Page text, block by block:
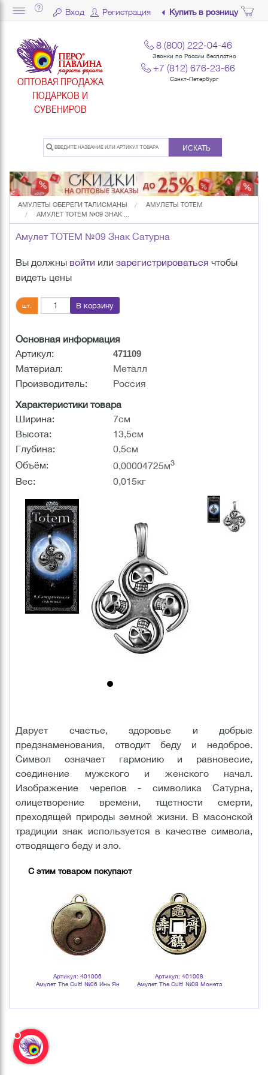
Вход Регистрация Купить в розницу
ОПТОВАЯ ПРОДАЖА
ПОДАРКОВ И
СУВЕНИРОВ
8 (800) 222-04-46
Звонки по России бесплатно
+7 (812) 676-23-66
Санкт-Петербург
ИСКАТЬ
АМУЛЕТЫ ОБЕРЕГИ ТАЛИСМАНЫ
АМУЛЕТЫ TOTEM
АМУЛЕТ TOTEM №09 ЗНАК ...
Амулет TOTEM №09 Знак Сатурна
Вы должны войти или зарегистрироваться чтобы
видеть цены
шт. В корзину
Основная информация
Артикул:
471109
Материал:
Металл
Производитель:
Россия
Характеристики товара
Ширина:
7см
Высота:
13,5см
Глубина:
0,5см
Объём:
0,00004725м3
Вес: 0,015кг
Дарует счастье, здоровье и добрые
предзнаменования, отводит беду и недоброе.
Символ означает гармонию и равновесие,
соединение мужского и женского начал.
Изображение черепов - символика Сатурна,
олицетворение времени, тщетности смерти,
преходящей природы земной жизни. В масонской
традиции знак используется в качестве символа,
отводящего беду и зло.
С этим товаром покупают
Артикул: 401006
Амулет The Cult! №06 Инь Ян
Артикул: 401008
Амулет The Cult! №08 Монета